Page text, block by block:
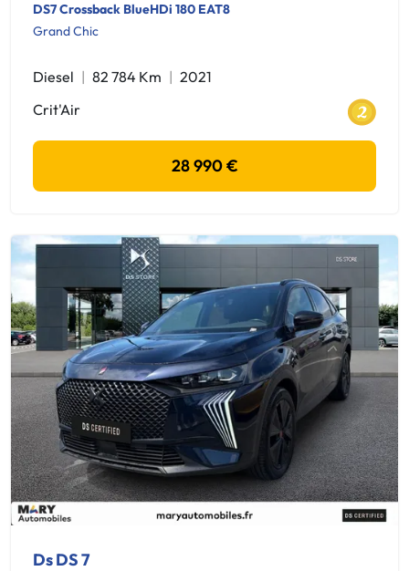
DS7 Crossback BlueHDi 180 EAT8
Grand Chic
Diesel 82 784 Km
2021
Crit'Air
28 990 €
Ds DS 7